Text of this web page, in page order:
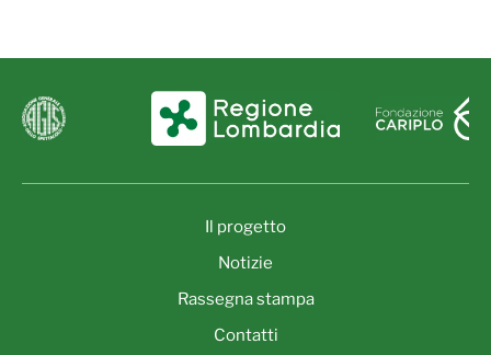
Il progetto
Notizie
Rassegna stampa
Contatti